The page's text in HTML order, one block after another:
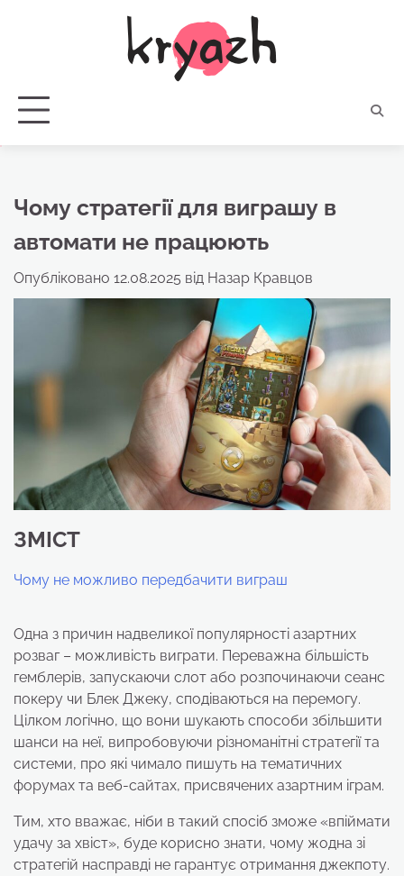
Чому стратегії для виграшу в
автомати не працюють
Опубліковано 12.08.2025 від Назар Кравцов
ЗМІСТ
Чому не можливо передбачити виграш
Одна з причин надвеликої популярності азартних
розваг – можливість виграти. Переважна більшість
гемблерів, запускаючи слот або розпочинаючи сеанс
покеру чи Блек Джеку, сподіваються на перемогу.
Цілком логічно, що вони шукають способи збільшити
шанси на неї, випробовуючи різноманітні стратегії та
системи, про які чимало пишуть на тематичних
форумах та веб-сайтах, присвячених азартним іграм.
Тим, хто вважає, ніби в такий спосіб зможе «впіймати
удачу за хвіст», буде корисно знати, чому жодна зі
стратегій насправді не гарантує отримання джекпоту.